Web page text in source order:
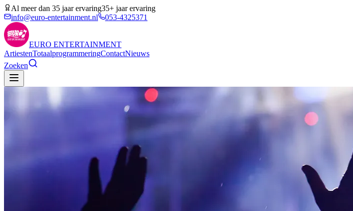
Al meer dan 35 jaar ervaring35+ jaar ervaring
info@euro-entertainment.nl
053-4325371
EURO ENTERTAINMENT
ArtiestenTotaalprogrammeringContactNieuws
Zoeken